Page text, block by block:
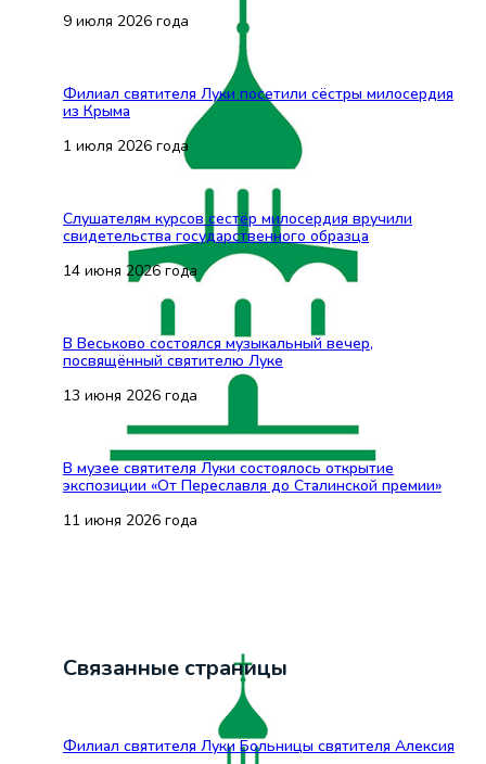
9 июля 2026 года
Филиал святителя Луки посетили сёстры милосердия
из Крыма
1 июля 2026 года
Слушателям курсов сестёр милосердия вручили
свидетельства государственного образца
14 июня 2026 года
В Веськово состоялся музыкальный вечер,
посвящённый святителю Луке
13 июня 2026 года
В музее святителя Луки состоялось открытие
экспозиции «От Переславля до Сталинской премии»
11 июня 2026 года
Связанные страницы
Филиал святителя Луки Больницы святителя Алексия